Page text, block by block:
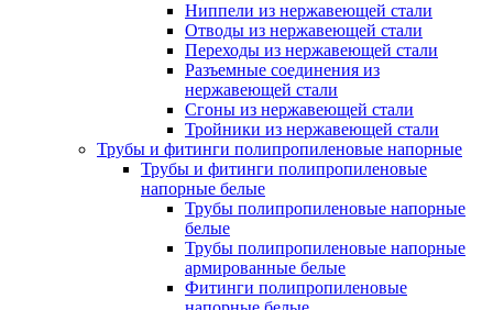
Ниппели из нержавеющей стали
Отводы из нержавеющей стали
Переходы из нержавеющей стали
Разъемные соединения из
нержавеющей стали
Сгоны из нержавеющей стали
Тройники из нержавеющей стали
Трубы и фитинги полипропиленовые напорные
Трубы и фитинги полипропиленовые
напорные белые
Трубы полипропиленовые напорные
белые
Трубы полипропиленовые напорные
армированные белые
Фитинги полипропиленовые